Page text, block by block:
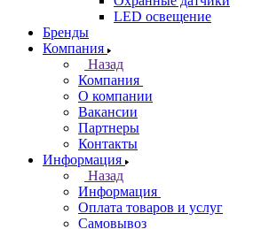
LED освещение
Бренды
Компания
Назад
Компания
О компании
Вакансии
Партнеры
Контакты
Информация
Назад
Информация
Оплата товаров и услуг
Самовывоз